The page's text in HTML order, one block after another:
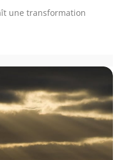
une transformation